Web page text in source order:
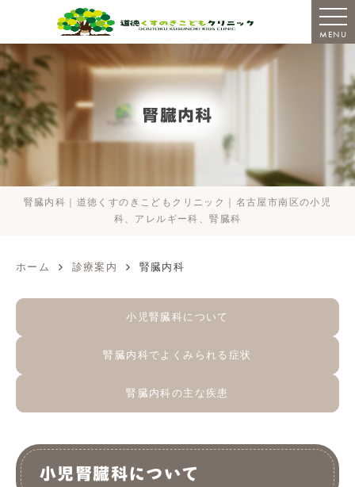
MENU
腎臓内科
腎臓内科｜道徳くすのきこどもクリニック｜名古屋市南区の小児
科、アレルギー科、腎臓科
ホーム 診療案内 腎臓内科
小児腎臓科について
腎臓内科でよくみられる症状
腎臓内科の主な疾患
小児腎臓科について